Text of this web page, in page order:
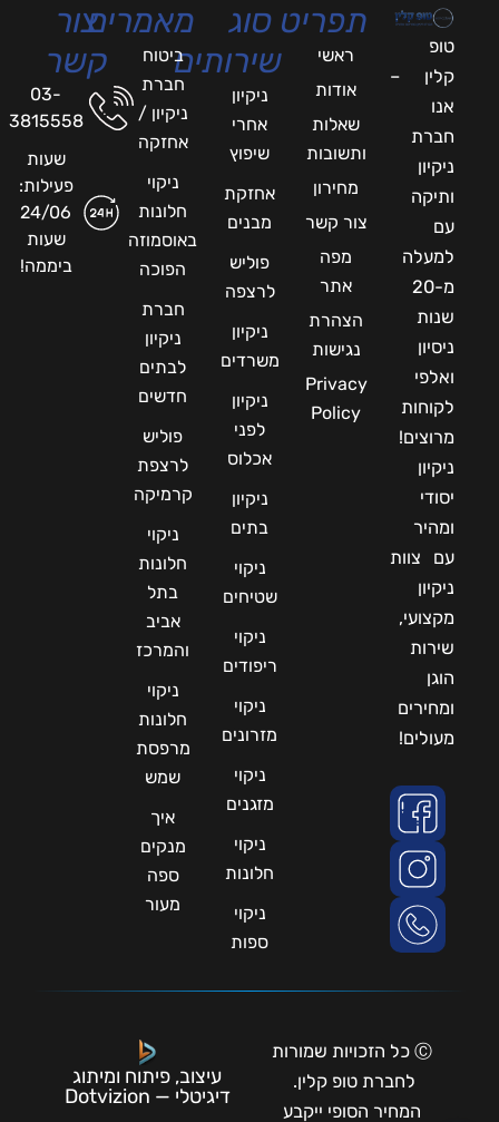
טופ
קלין –
אנו
חברת
ניקיון
ותיקה
עם
למעלה
מ-20
שנות
ניסיון
ואלפי
לקוחות
מרוצים!
ניקיון
יסודי
ומהיר
עם צוות
ניקיון
מקצועי,
שירות
הוגן
ומחירים
מעולים!
תפריט
ראשי
אודות
שאלות
ותשובות
מחירון
צור קשר
מפה
אתר
הצהרת
נגישות
Privacy
Policy
סוג
שירותים
ניקיון
אחרי
שיפוץ
אחזקת
מבנים
פוליש
לרצפה
ניקיון
משרדים
ניקיון
לפני
אכלוס
ניקיון
בתים
ניקוי
שטיחים
ניקוי
ריפודים
ניקוי
מזרונים
ניקוי
מזגנים
ניקוי
חלונות
ניקוי
ספות
מאמרים
ביטוח
חברת
ניקיון /
אחזקה
ניקוי
חלונות
באוסמוזה
הפוכה
חברת
ניקיון
לבתים
חדשים
פוליש
לרצפת
קרמיקה
ניקוי
חלונות
בתל
אביב
והמרכז
ניקוי
חלונות
מרפסת
שמש
איך
מנקים
ספה
מעור
צור
קשר
03-
3815558
שעות
פעילות:
24/06
שעות
ביממה!
Ⓒ כל הזכויות שמורות
לחברת טופ קלין.
המחיר הסופי ייקבע
עיצוב, פיתוח ומיתוג
דיגיטלי — Dotvizion